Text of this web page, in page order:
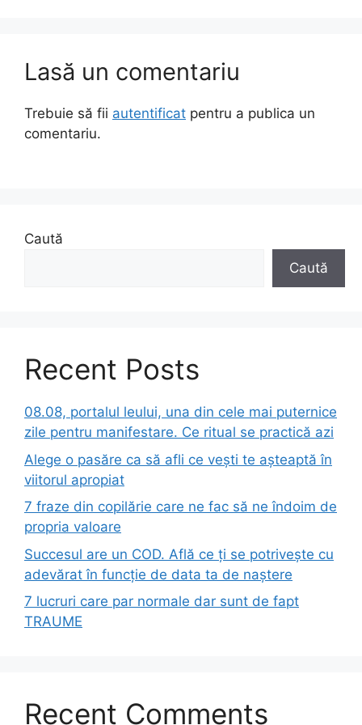
Lasă un comentariu
Trebuie să fii autentificat pentru a publica un
comentariu.
Caută
Caută
Recent Posts
08.08, portalul leului, una din cele mai puternice
zile pentru manifestare. Ce ritual se practică azi
Alege o pasăre ca să afli ce vești te așteaptă în
viitorul apropiat
7 fraze din copilărie care ne fac să ne îndoim de
propria valoare
Succesul are un COD. Află ce ți se potrivește cu
adevărat în funcție de data ta de naștere
7 lucruri care par normale dar sunt de fapt
TRAUME
Recent Comments